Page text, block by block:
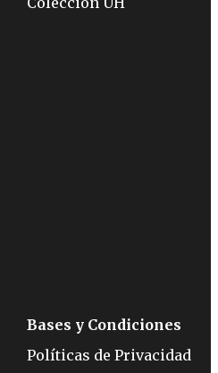
Bases y Condiciones
Políticas de Privacidad